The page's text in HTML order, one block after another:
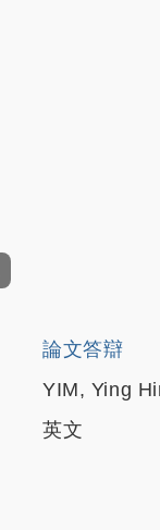
論文答辯
YIM, Ying
英文